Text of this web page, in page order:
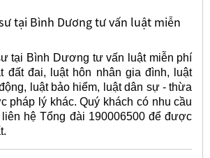
tại Bình Dương tư vấn luật miễn
tại Bình Dương tư vấn luật miễn phí
đất đai, luật hôn nhân gia đình, luật
luật bảo hiểm, luật dân sự - thừa
pháp lý khác. Quý khách có nhu cầu
hệ Tổng đài 190006500 để được